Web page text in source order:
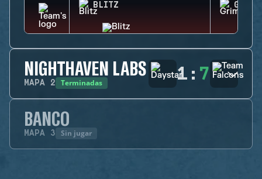
BLITZ GRIM
NIGHTHAVEN LABS
MAPA 2 Terminadas 1 : 7
BANCO
MAPA 3 Sin jugar